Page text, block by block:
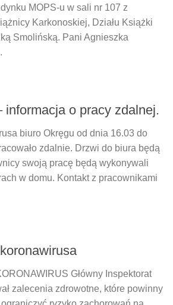
MOPS-u w sali nr 107 z
Karkonoskiej, Działu Książki
Smolińską. Pani Agnieszka
informacja o pracy zdalnej.
biuro Okręgu od dnia 16.03 do
zdalnie. Drzwi do biura będą
swoją pracę będą wykonywali
w domu. Kontakt z pracownikami
Główny Inspektorat
zalecenia zdrowotne, które powinny